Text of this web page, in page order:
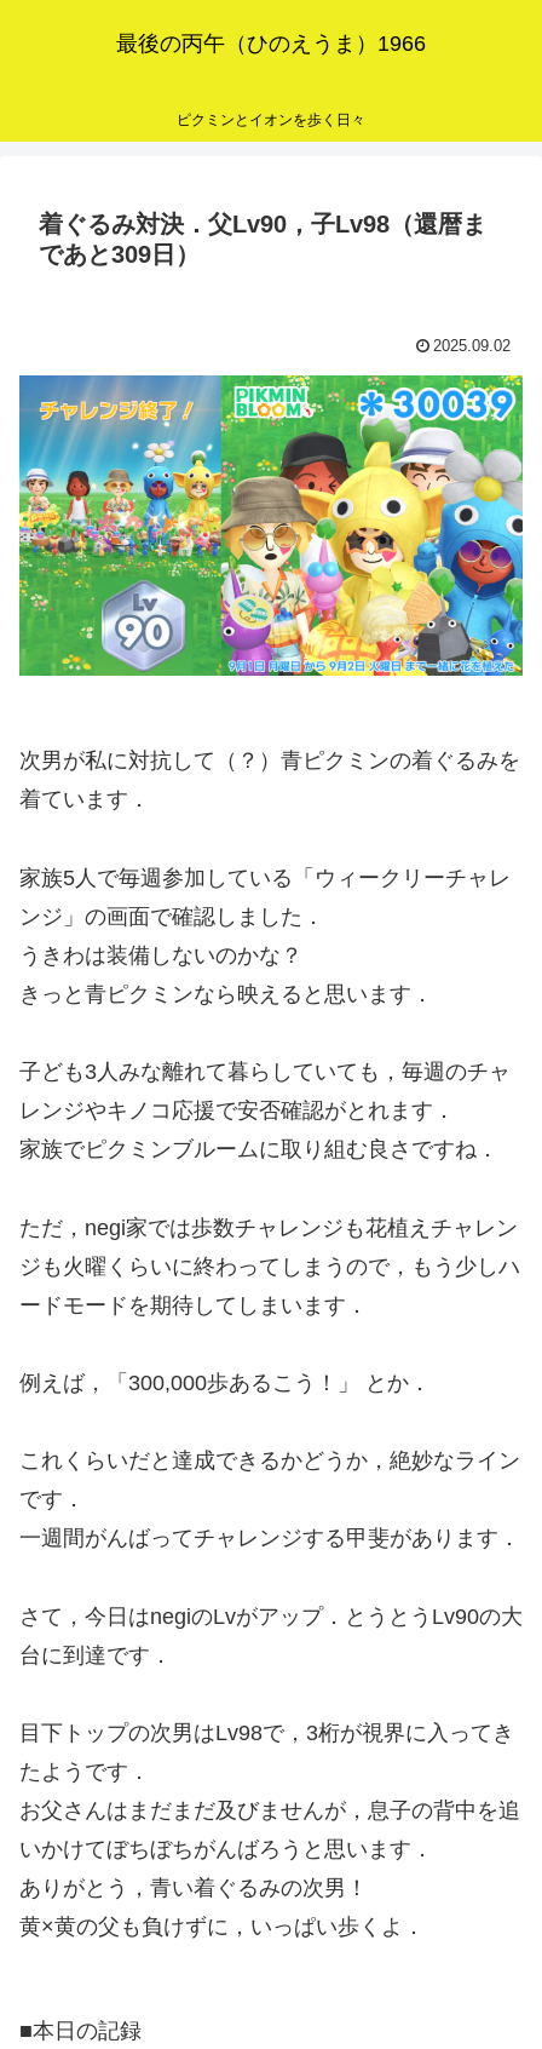
最後の丙午（ひのえうま）1966
ピクミンとイオンを歩く日々
着ぐるみ対決．父Lv90，子Lv98（還暦ま
であと309日）
2025.09.02
次男が私に対抗して（？）青ピクミンの着ぐるみを
着ています．
家族5人で毎週参加している「ウィークリーチャレ
ンジ」の画面で確認しました．
うきわは装備しないのかな？
きっと青ピクミンなら映えると思います．
子ども3人みな離れて暮らしていても，毎週のチャ
レンジやキノコ応援で安否確認がとれます．
家族でピクミンブルームに取り組む良さですね．
ただ，negi家では歩数チャレンジも花植えチャレン
ジも火曜くらいに終わってしまうので，もう少しハ
ードモードを期待してしまいます．
例えば，「300,000歩あるこう！」 とか．
これくらいだと達成できるかどうか，絶妙なライン
です．
一週間がんばってチャレンジする甲斐があります．
さて，今日はnegiのLvがアップ．とうとうLv90の大
台に到達です．
目下トップの次男はLv98で，3桁が視界に入ってき
たようです．
お父さんはまだまだ及びませんが，息子の背中を追
いかけてぼちぼちがんばろうと思います．
ありがとう，青い着ぐるみの次男！
黄×黄の父も負けずに，いっぱい歩くよ．
■本日の記録